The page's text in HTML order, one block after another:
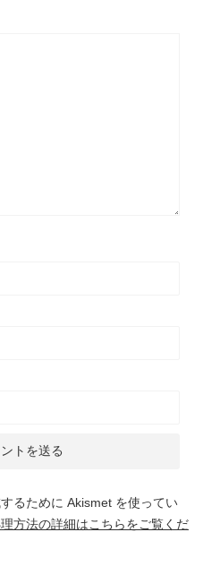
るために Akismet を使ってい
方法の詳細はこちらをご覧くだ